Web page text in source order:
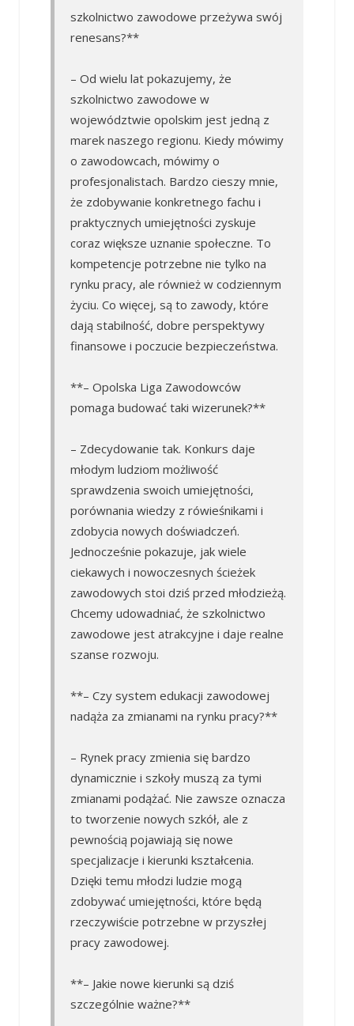
szkolnictwo zawodowe przeżywa swój
renesans?**
– Od wielu lat pokazujemy, że
szkolnictwo zawodowe w
województwie opolskim jest jedną z
marek naszego regionu. Kiedy mówimy
o zawodowcach, mówimy o
profesjonalistach. Bardzo cieszy mnie,
że zdobywanie konkretnego fachu i
praktycznych umiejętności zyskuje
coraz większe uznanie społeczne. To
kompetencje potrzebne nie tylko na
rynku pracy, ale również w codziennym
życiu. Co więcej, są to zawody, które
dają stabilność, dobre perspektywy
finansowe i poczucie bezpieczeństwa.
**– Opolska Liga Zawodowców
pomaga budować taki wizerunek?**
– Zdecydowanie tak. Konkurs daje
młodym ludziom możliwość
sprawdzenia swoich umiejętności,
porównania wiedzy z rówieśnikami i
zdobycia nowych doświadczeń.
Jednocześnie pokazuje, jak wiele
ciekawych i nowoczesnych ścieżek
zawodowych stoi dziś przed młodzieżą.
Chcemy udowadniać, że szkolnictwo
zawodowe jest atrakcyjne i daje realne
szanse rozwoju.
**– Czy system edukacji zawodowej
nadąża za zmianami na rynku pracy?**
– Rynek pracy zmienia się bardzo
dynamicznie i szkoły muszą za tymi
zmianami podążać. Nie zawsze oznacza
to tworzenie nowych szkół, ale z
pewnością pojawiają się nowe
specjalizacje i kierunki kształcenia.
Dzięki temu młodzi ludzie mogą
zdobywać umiejętności, które będą
rzeczywiście potrzebne w przyszłej
pracy zawodowej.
**– Jakie nowe kierunki są dziś
szczególnie ważne?**